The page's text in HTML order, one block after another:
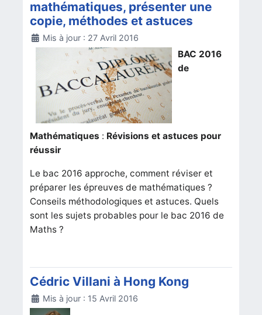
mathématiques, présenter une
copie, méthodes et astuces
DétailsMis à jour : 27 Avril 2016
BAC 2016
de
Mathématiques : Révisions et astuces pour
réussir
Le bac 2016 approche, comment réviser et
préparer les épreuves de mathématiques ?
Conseils méthodologiques et astuces. Quels
sont les sujets probables pour le bac 2016 de
Maths ?
Cédric Villani à Hong Kong
DétailsMis à jour : 15 Avril 2016